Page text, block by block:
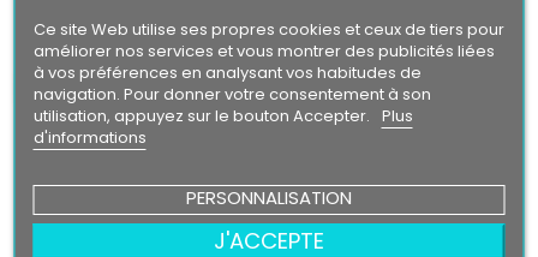
Finition
Brillant
Mat
Quantité  Ajouter au panier
Ce site Web utilise ses propres cookies et ceux de tiers pour
améliorer nos services et vous montrer des publicités liées
à vos préférences en analysant vos habitudes de
navigation. Pour donner votre consentement à son
utilisation, appuyez sur le bouton Accepter. Plus
d'informations
PERSONNALISATION
J'ACCEPTE